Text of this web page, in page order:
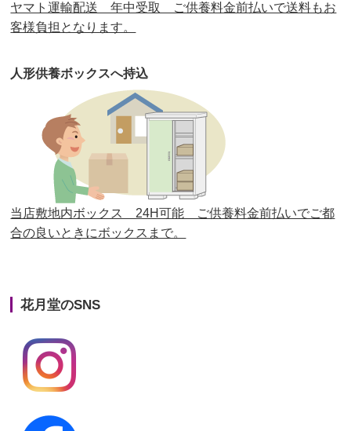
第29回人形供養祭平成30年5月23日(水)
第27回人形供養祭平成29年6月14日(水)
第26回人形供養祭平成28年12月15日(木)
第25回人形供養祭 平成28年6月16日(木)
第24回人形供養祭 平成27年11月27日
第23回人形供養祭平成26年12月5日
第22回人形供養祭平成26年4月28日
第20回人形供養祭
第19回人形供養祭
第18回人形供養祭
ヤマト運輸配送 年中受取 ご供養料金前払いで送料もお
客様負担となります。
人形供養ボックスへ持込
当店敷地内ボックス 24H可能 ご供養料金前払いでご都
合の良いときにボックスまで。
花月堂のSNS